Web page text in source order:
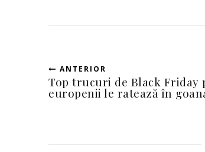
ANTERIOR
Top trucuri de Black Friday
europenii le ratează în